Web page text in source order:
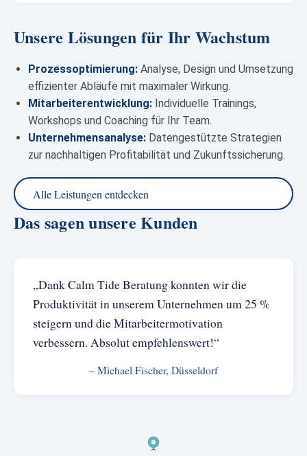
Unsere Lösungen für Ihr Wachstum
Prozessoptimierung:Analyse, Design und Umsetzung
effizienter Abläufe mit maximaler Wirkung.
Mitarbeiterentwicklung:Individuelle Trainings,
Workshops und Coaching für Ihr Team.
Unternehmensanalyse:Datengestützte Strategien
zur nachhaltigen Profitabilität und Zukunftssicherung.
Alle Leistungen entdecken
Das sagen unsere Kunden
„Dank Calm Tide Beratung konnten wir die
Produktivität in unserem Unternehmen um 25 %
steigern und die Mitarbeitermotivation
verbessern. Absolut empfehlenswert!“
– Michael Fischer, Düsseldorf